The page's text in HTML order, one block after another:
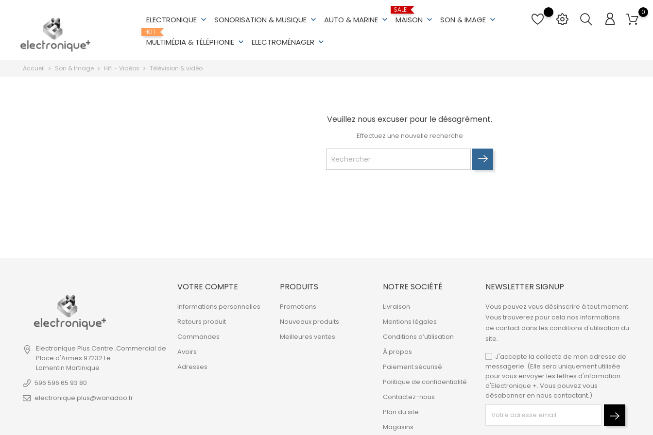
ELECTRONIQUE keyboard_arrow_down SONORISATION & MUSIQUE keyboard_arrow_down AUTO & MARINE keyboard_arrow_down
SALE
MAISON keyboard_arrow_down SON & IMAGE keyboard_arrow_down
HOT
MULTIMÉDIA & TÉLÉPHONIE keyboard_arrow_down ELECTROMÉNAGER keyboard_arrow_down
0
Accueil Son & Image Hifi - Vidéos Télévision & vidéo
Veuillez nous excuser pour le désagrément.
Effectuez une nouvelle recherche
Electronique Plus Centre .Commercial de
Place d'Armes 97232 Le
Lamentin Martinique
596 596 65 93 80
electronique.plus@wanadoo.fr
VOTRE COMPTE
Informations personnelles
Retours produit
Commandes
Avoirs
Adresses
PRODUITS
Promotions
Nouveaux produits
Meilleures ventes
NOTRE SOCIÉTÉ
Livraison
Mentions légales
Conditions d’utilisation
À propos
Paiement sécurisé
Politique de confidentialité
Contactez-nous
Plan du site
Magasins
NEWSLETTER SIGNUP
Vous pouvez vous désinscrire à tout moment.
Vous trouverez pour cela nos informations
de contact dans les conditions d'utilisation du
site.
J'accepte la collecte de mon adresse de
messagerie. (Elle sera uniquement utilisée
pour vous envoyer les lettres d'information
d'Electronique +. Vous pouvez vous
désabonner en nous contactant.)